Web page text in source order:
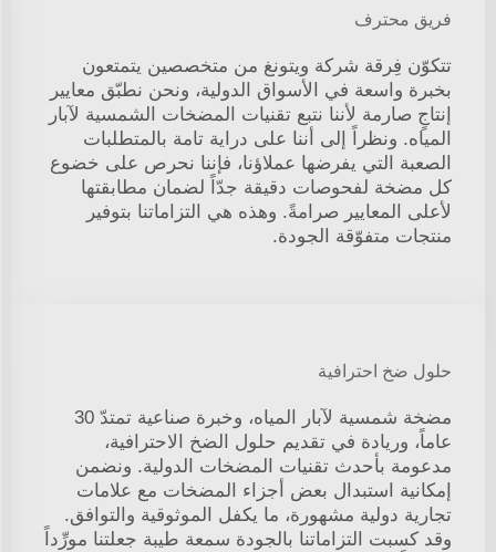
فريق محترف
تتكوّن فِرقة شركة ويتونغ من متخصصين يتمتعون
بخبرة واسعة في الأسواق الدولية، ونحن نطبّق معايير
إنتاجٍ صارمة لأننا نتبع تقنيات المضخات الشمسية لآبار
المياه. ونظراً إلى أننا على دراية تامة بالمتطلبات
الصعبة التي يفرضها عملاؤنا، فإننا نحرص على خضوع
كل مضخة لفحوصات دقيقة جدّاً لضمان مطابقتها
لأعلى المعايير صرامةً. وهذه هي التزاماتنا بتوفير
منتجات متفوّقة الجودة.
حلول ضخ احترافية
مضخة شمسية لآبار المياه، وخبرة صناعية تمتدّ 30
عاماً، وريادة في تقديم حلول الضخ الاحترافية،
مدعومة بأحدث تقنيات المضخات الدولية. ونضمن
إمكانية استبدال بعض أجزاء المضخات مع علامات
تجارية دولية مشهورة، ما يكفل الموثوقية والتوافق.
وقد كسبت التزاماتنا بالجودة سمعة طيبة جعلتنا مورِّداً